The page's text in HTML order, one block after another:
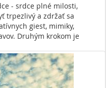
- srdce plné milosti,
trpezlivý a zdržať sa
giest, mimiky,
Druhým krokom je
AM
pôst
dobrotivosť